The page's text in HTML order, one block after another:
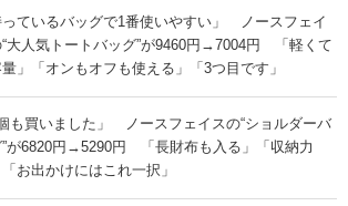
っているバッグで1番使いやすい」 ノースフェイ
“大人気トートバッグ”が9460円→7004円 「軽くて
」「オンもオフも使える」「3つ目です」
個も買いました」 ノースフェイスの“ショルダーバ
”が6820円→5290円 「長財布も入る」「収納力
お出かけにはこれ一択」